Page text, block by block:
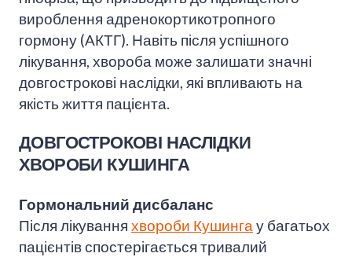
вироблення адренокортикотропного
гормону (АКТГ). Навіть після успішного
лікування, хвороба може залишати значні
довгострокові наслідки, які впливають на
якість життя пацієнта.
ДОВГОСТРОКОВІ НАСЛІДКИ
ХВОРОБИ КУШИНГА
Гормональний дисбаланс
Після лікування хвороби Кушинга у багатьох
пацієнтів спостерігається тривалий